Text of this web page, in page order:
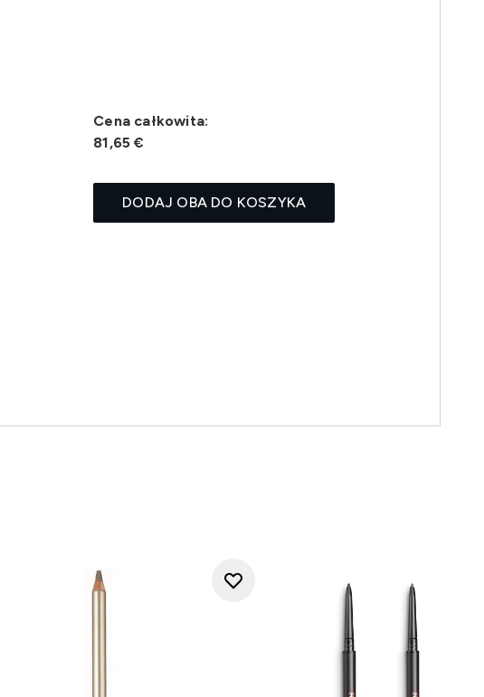
Cena całkowita:
81,65 €
DODAJ OBA DO KOSZYKA